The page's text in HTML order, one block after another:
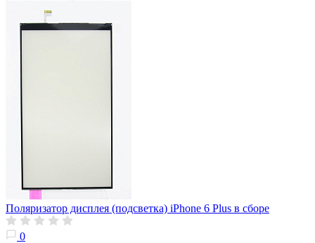
Поляризатор дисплея (подсветка) iPhone 6 Plus в сборе
0